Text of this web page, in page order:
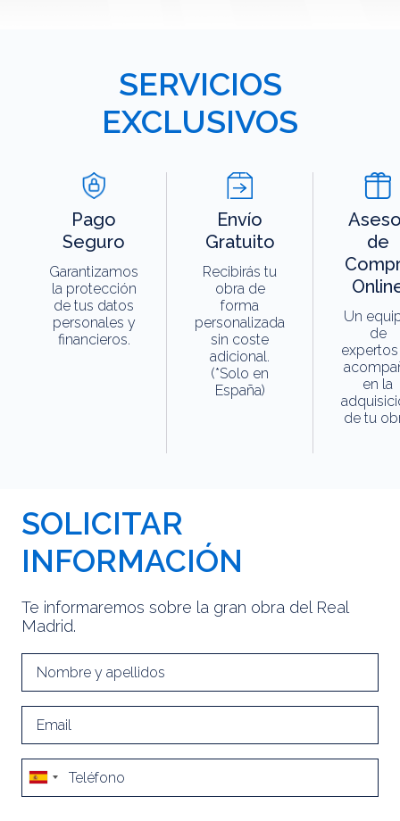
SERVICIOS
EXCLUSIVOS
Pago
Seguro
Garantizamos
la protección
de tus datos
personales y
financieros.
Envío
Gratuito
Recibirás tu
obra de
forma
personalizada
sin coste
adicional.
(*Solo en
España)
de
Un
de
en la
de tu
SOLICITAR
INFORMACIÓN
Te informaremos sobre la gran obra del Real
Madrid.